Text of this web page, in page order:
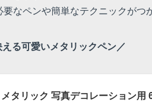
なペンや簡単なテクニックがつ
る可愛いメタリックペン／
タリック 写真デコレーション用